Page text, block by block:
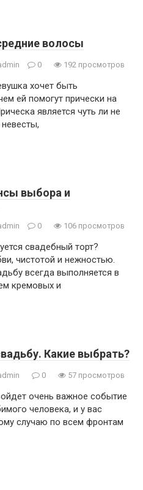
волосы
0 192 просмотров
хочет быть
ей помогут прически на
является чуть ли не
выбора и
0 106 просмотров
свадебный торт?
чистотой и нежностью.
всегда выполняется в
кремовых и
Какие выбрать?
0 57 просмотров
очень важное событие
человека, и у вас
случаю по всем фронтам